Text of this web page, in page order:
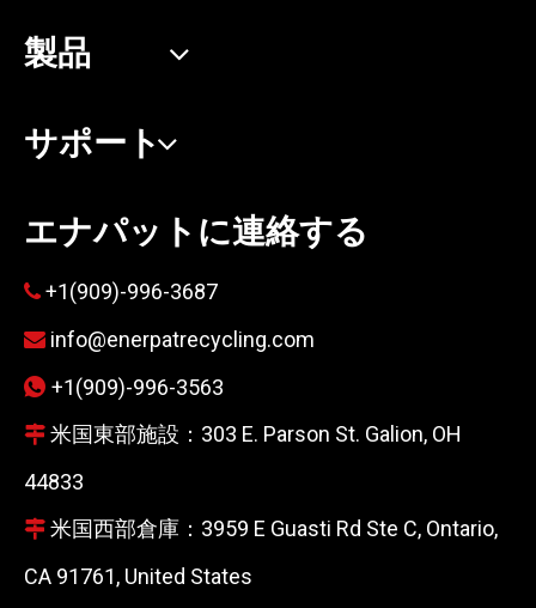
製品
サポート
エナパットに連絡する
 +1(909)-996-3687
 info@enerpatrecycling.com
 +1(909)-996-3563
 米国東部施設：303 E. Parson St. Galion, OH
44833
 米国西部倉庫：3959 E Guasti Rd Ste C, Ontario,
CA 91761, United States